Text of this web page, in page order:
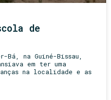
de
Bá, na Guiné-Bissau,
em ter uma
na localidade e as